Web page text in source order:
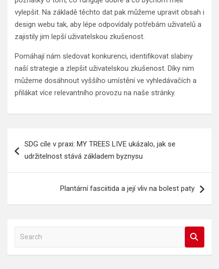
vylepšit. Na základě těchto dat pak můžeme upravit obsah i
design webu tak, aby lépe odpovídaly potřebám uživatelů a
zajistily jim lepší uživatelskou zkušenost.
Pomáhají nám sledovat konkurenci, identifikovat slabiny
naší strategie a zlepšit uživatelskou zkušenost. Díky nim
můžeme dosáhnout vyššího umístění ve vyhledávačích a
přilákat více relevantního provozu na naše stránky.
proSDG cíle v praxi: MY TREES LIVE ukázalo, jak se
udržitelnost stává základem byznysu
Plantární fasciitida a její vliv na bolest paty
a